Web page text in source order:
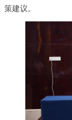
策建议。